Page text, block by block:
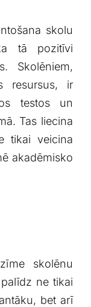
skolu
tā pozitīvi
Skolēniem,
resursus, ir
testos un
Tas liecina
tikai veicina‌
akadēmisko
skolēnu
ne tikai
bet arī‌